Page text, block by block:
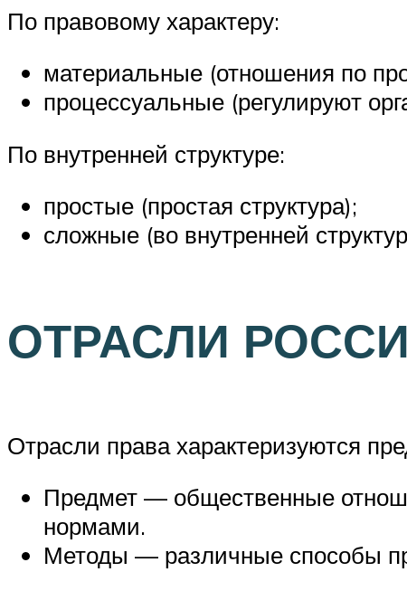
По правовому характеру:
материальные (отношения по
процессуальные (регулируют
По внутренней структуре:
простые (простая структура);
сложные (во внутренней
ОТРАСЛИ
Отрасли права характеризуются
Предмет — общественные
нормами.
Методы — различные способы